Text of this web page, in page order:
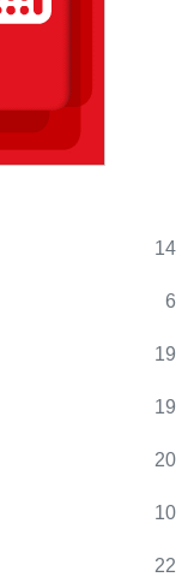
14
6
19
19
20
10
22